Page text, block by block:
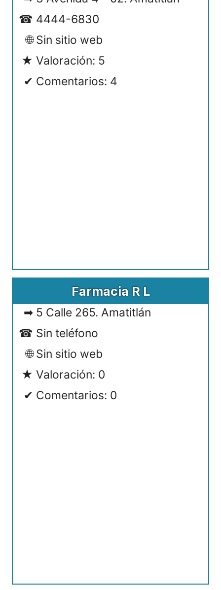
4444-6830
Sin sitio web
Valoración: 5
Comentarios: 4
Farmacia R L
5 Calle 265. Amatitlán
Sin teléfono
Sin sitio web
Valoración: 0
Comentarios: 0